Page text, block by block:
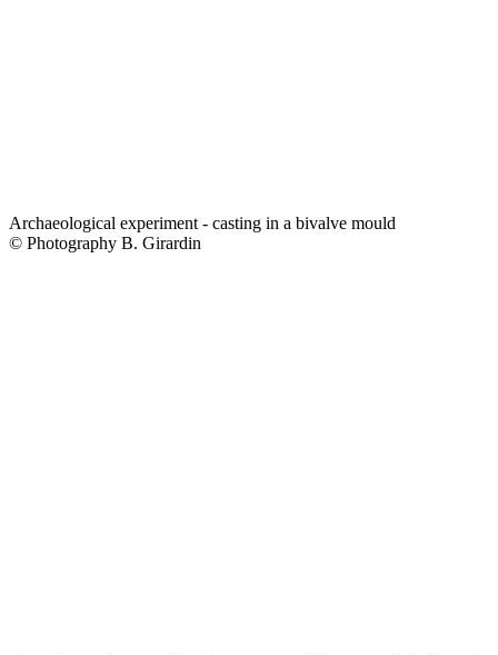
Archaeological experiment - casting in a bivalve mould
© Photography B. Girardin